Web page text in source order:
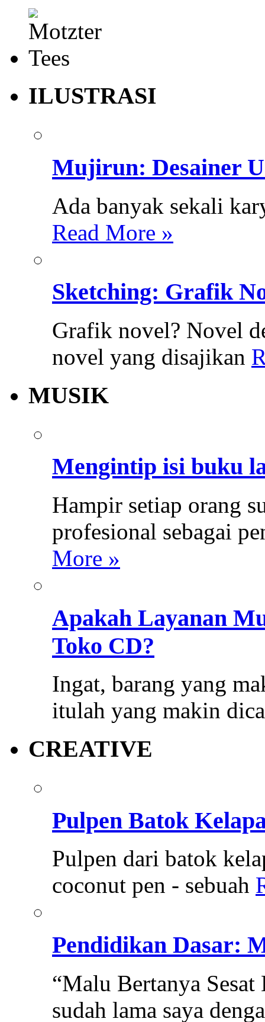
ILUSTRASI
Mujirun: Desainer
Ada banyak sekali
Read More »
Sketching: Grafik
Grafik novel? Novel
novel yang disajikan
MUSIK
Mengintip isi buku
Hampir setiap orang
profesional sebagai
More »
Apakah Layanan
Toko CD?
Ingat, barang yang
itulah yang makin
CREATIVE
Pulpen Batok
Pulpen dari batok
coconut pen - sebuah
Pendidikan Dasar:
“Malu Bertanya
sudah lama saya